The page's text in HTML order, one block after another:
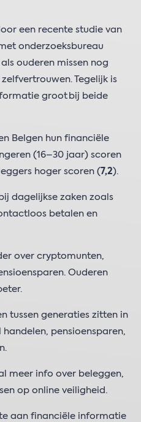
een recente studie van
onderzoeksbureau
ouderen missen nog
Tegelijk is
groot bij beide
Belgen hun financiële
(16–30 jaar) scoren
hoger scoren ( 7,2).
dagelijkse zaken zoals
betalen en
over cryptomunten,
Ouderen
tussen generaties zitten in
pensioensparen,
meer info over beleggen,
op online veiligheid.
aan financiële informatie